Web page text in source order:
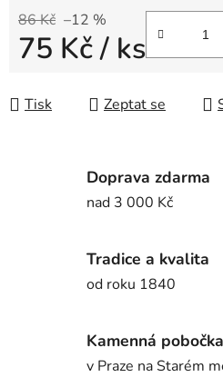
86 Kč –12 %
75 Kč/ ks
Tisk Zeptat se
Doprava zdarma
nad 3 000 Kč
Tradice a kvalita
od roku 1840
Kamenná pobočka
v Praze na Starém